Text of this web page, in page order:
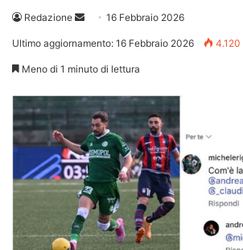
Redazione
Invia 16 Febbraio 2026
Ultimo aggiornamento: 16 Febbraio 2026 4.120
Meno di 1 minuto di lettura